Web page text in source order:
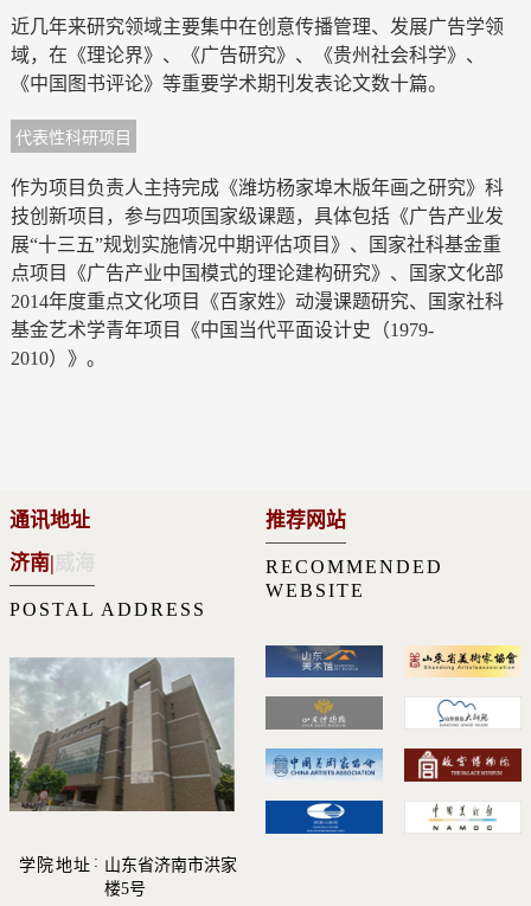
近几年来研究领域主要集中在创意传播管理、发展广告学领
域，在《理论界》、《广告研究》、《贵州社会科学》、
《中国图书评论》等重要学术期刊发表论文数十篇。
代表性科研项目
作为项目负责人主持完成《潍坊杨家埠木版年画之研究》科
技创新项目，参与四项国家级课题，具体包括《广告产业发
展“十三五”规划实施情况中期评估项目》、国家社科基金重
点项目《广告产业中国模式的理论建构研究》、国家文化部
2014年度重点文化项目《百家姓》动漫课题研究、国家社科
基金艺术学青年项目《中国当代平面设计史（1979-
2010）》。
通讯地址
济南|
POSTAL ADDRESS
学院地址
山东省济南市洪家
楼5号
推荐网站
RECOMMENDED
WEBSITE